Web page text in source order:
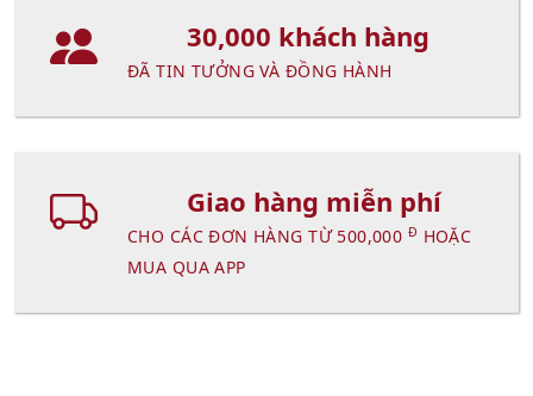
30,000 khách hàng
ĐÃ TIN TƯỞNG VÀ ĐỒNG HÀNH
Giao hàng miễn phí
CHO CÁC ĐƠN HÀNG TỪ 500,000 Đ HOẶC
MUA QUA APP